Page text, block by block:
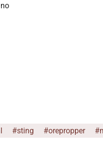
#sting #orepropper